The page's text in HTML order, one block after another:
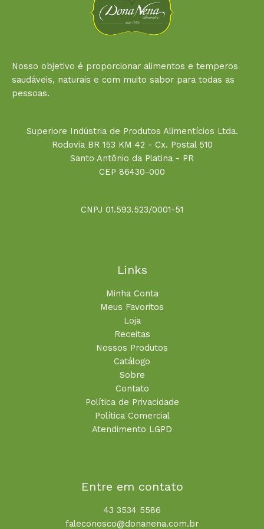
Nosso objetivo é proporcionar alimentos e temperos
saudáveis, naturais e com muito sabor para todas as
pessoas.
Superiore Indústria de Produtos Alimentícios Ltda.
Rodovia BR 153 KM 42 - Cx. Postal 510
Santo Antônio da Platina - PR
CEP 86430-000
CNPJ 01.593.523/0001-51
Links
Minha Conta
Meus Favoritos
Loja
Receitas
Nossos Produtos
Catálogo
Sobre
Contato
Política de Privacidade
Política Comercial
Atendimento LGPD
Entre em contato
43 3534 5586
faleconosco@donanena.com.br